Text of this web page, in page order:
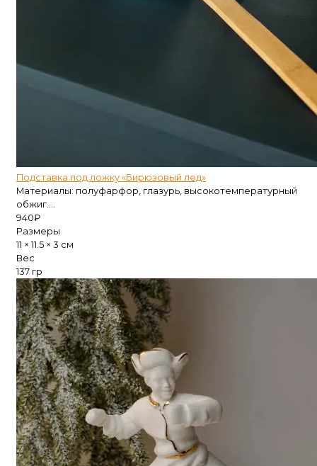
Подставка под ложку «Бирюзовый лед»
Материалы: полуфарфор, глазурь, высокотемпературный
обжиг....
940₽
Размеры
11 × 11.5 × 3 см
Вес
137 гр